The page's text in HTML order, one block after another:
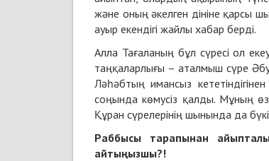
және оның әкелген дініне қарсы
ауыр екендігі жайлы хабар берді.
Алла Тағаланың бұл сүресі ол
таңқаларлығы – аталмыш сүре
Ләһәбтың имансыз
соңында көмусіз қалды. Мұның
Құран сүрелерінің шынында да
Раббысы тарапынан
айтыңызшы?!